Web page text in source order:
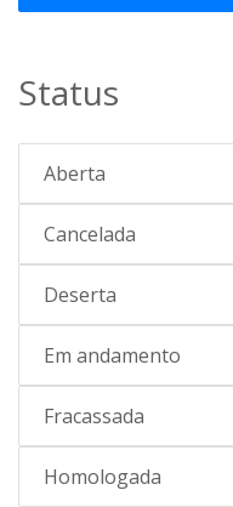
Status
Aberta
Cancelada
Deserta
Em andamento
Fracassada
Homologada